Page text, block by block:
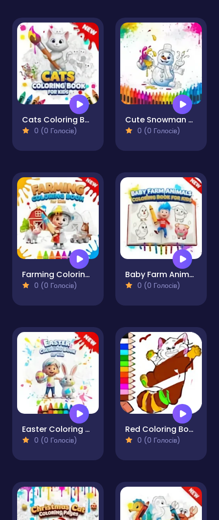
Cats Coloring Book for Kids
0 (0 Голосів)
Cute Snowman Coloring Pages
0 (0 Голосів)
Farming Coloring Book for Kids
0 (0 Голосів)
Baby Farm Animals Coloring Book for Kids
0 (0 Голосів)
Easter Coloring Book for Kids
0 (0 Голосів)
Red Coloring Book
0 (0 Голосів)